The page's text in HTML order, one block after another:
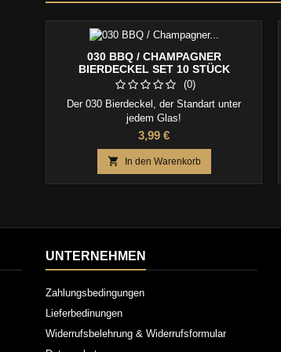
030 BBQ / CHAMPAGNER
BIERDECKEL SET 10 STÜCK
(0)
Der 030 Bierdeckel, der Standart unter
jedem Glas!
Preis
3,99 €
 In den Warenkorb
UNTERNEHMEN
Zahlungsbedingungen
Lieferbedinungen
Widerrufsbelehrung & Widerrufsformular